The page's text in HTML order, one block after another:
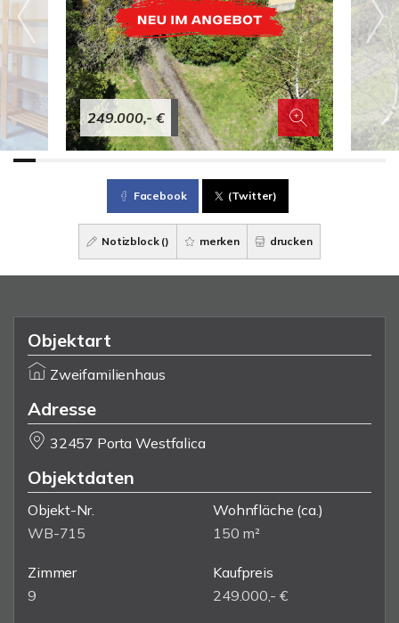
249.000,- €
Facebook (Twitter)
Notizblock () merken drucken
Objektart
Zweifamilienhaus
Adresse
32457 Porta Westfalica
Objektdaten
Objekt-Nr.
WB-715
Wohnfläche (ca.)
150 m²
Zimmer
9
Kaufpreis
249.000,- €